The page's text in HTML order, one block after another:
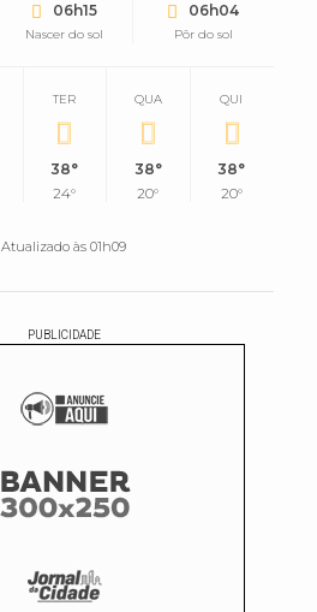
06h15
Nascer do sol
06h04
Pôr do sol
TER
38°
24°
QUA
38°
20°
QUI
38°
20°
Atualizado às 01h09
PUBLICIDADE